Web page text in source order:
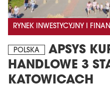
RYNEK INWESTYCYJNY I
POLSKA
APSYS
HANDLOWE 3
KATOWICACH